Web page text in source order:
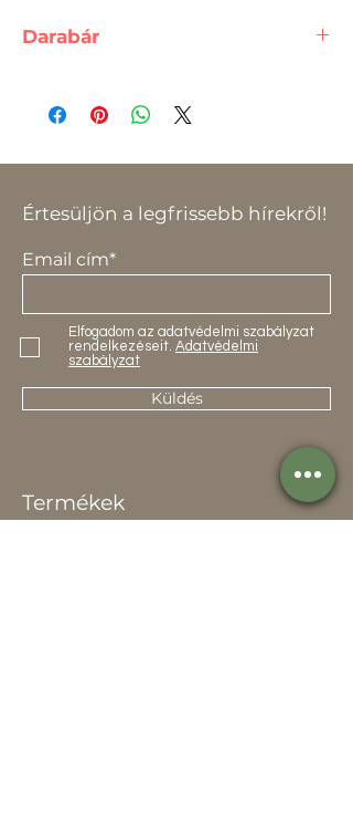
Darabár
termékre vonatkozik.
Értesüljön a legfrissebb hírekről!
Email cím*
Elfogadom az adatvédelmi szabályzat
rendelkezéseit. Adatvédelmi
szabályzat
Küldés
Termékek